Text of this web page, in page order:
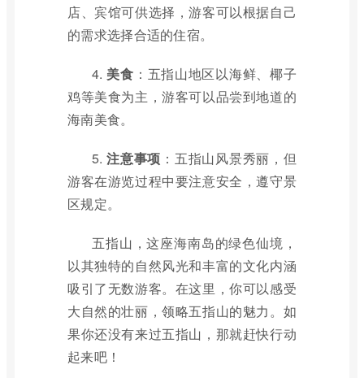
店、宾馆可供选择，游客可以根据自己
的需求选择合适的住宿。
4. 美食 ：五指山地区以海鲜、椰子
鸡等美食为主，游客可以品尝到地道的
海南美食。
5.注意事项 ：五指山风景秀丽，但
游客在游览过程中要注意安全，遵守景
区规定。
五指山，这座海南岛的绿色仙境，
以其独特的自然风光和丰富的文化内涵
吸引了无数游客。在这里，你可以感受
大自然的壮丽，领略五指山的魅力。如
果你还没有来过五指山，那就赶快行动
起来吧！